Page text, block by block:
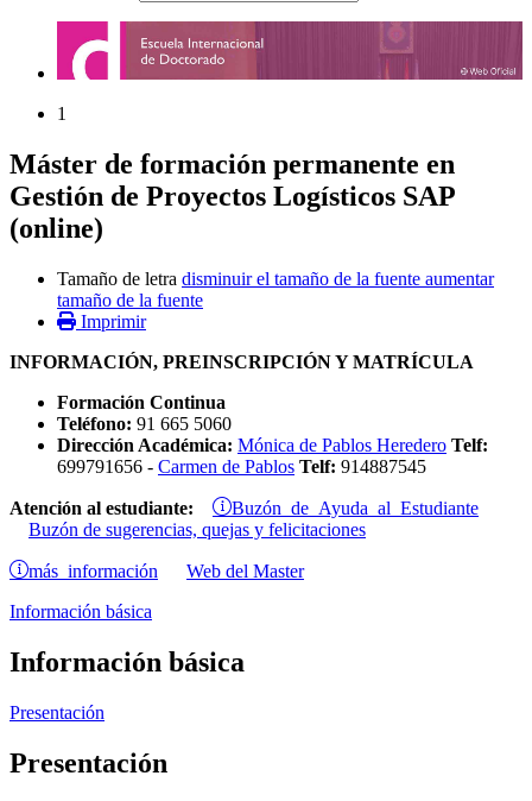
1
Máster de formación permanente en
Gestión de Proyectos Logísticos SAP
(online)
Tamaño de letra disminuir el tamaño de la fuente aumentar
tamaño de la fuente
Imprimir
INFORMACIÓN, PREINSCRIPCIÓN Y MATRÍCULA
Formación Continua
Teléfono: 91 665 5060
Dirección Académica: Mónica de Pablos Heredero Telf:
699791656 - Carmen de Pablos Telf: 914887545
Atención al estudiante: Buzón de Ayuda al Estudiante
Buzón de sugerencias, quejas y felicitaciones
más información
Web del Master
Información básica
Información básica
Presentación
Presentación